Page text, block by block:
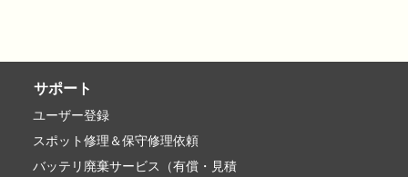
サポート
ユーザー登録
スポット修理＆保守修理依頼
バッテリ廃棄サービス（有償・見積